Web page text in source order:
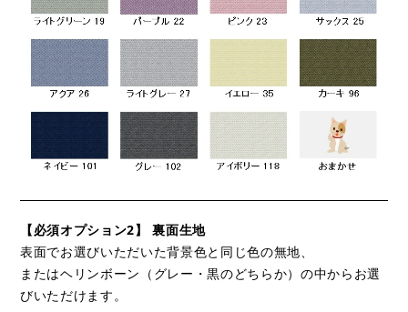
【必須オプション2】 裏面生地
表面でお選びいただいた背景色と同じ色の無地、
またはヘリンボーン（グレー・黒のどちらか）の中からお選
びいただけます。